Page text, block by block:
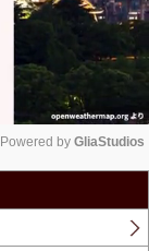
Powered by GliaStudios